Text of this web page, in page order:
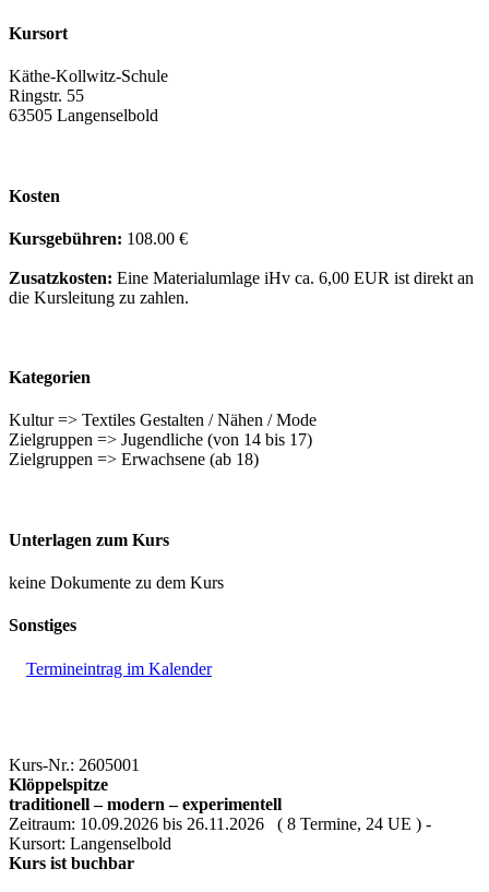
Kursort
Käthe-Kollwitz-Schule
Ringstr. 55
63505 Langenselbold
Kosten
Kursgebühren: 108.00 €
Zusatzkosten: Eine Materialumlage iHv ca. 6,00 EUR ist direkt an
die Kursleitung zu zahlen.
Kategorien
Kultur => Textiles Gestalten / Nähen / Mode
Zielgruppen => Jugendliche (von 14 bis 17)
Zielgruppen => Erwachsene (ab 18)
Unterlagen zum Kurs
keine Dokumente zu dem Kurs
Sonstiges
Termineintrag im Kalender
Kurs-Nr.: 2605001
Klöppelspitze
traditionell – modern – experimentell
Zeitraum: 10.09.2026 bis 26.11.2026 ( 8 Termine, 24 UE ) -
Kursort: Langenselbold
Kurs ist buchbar